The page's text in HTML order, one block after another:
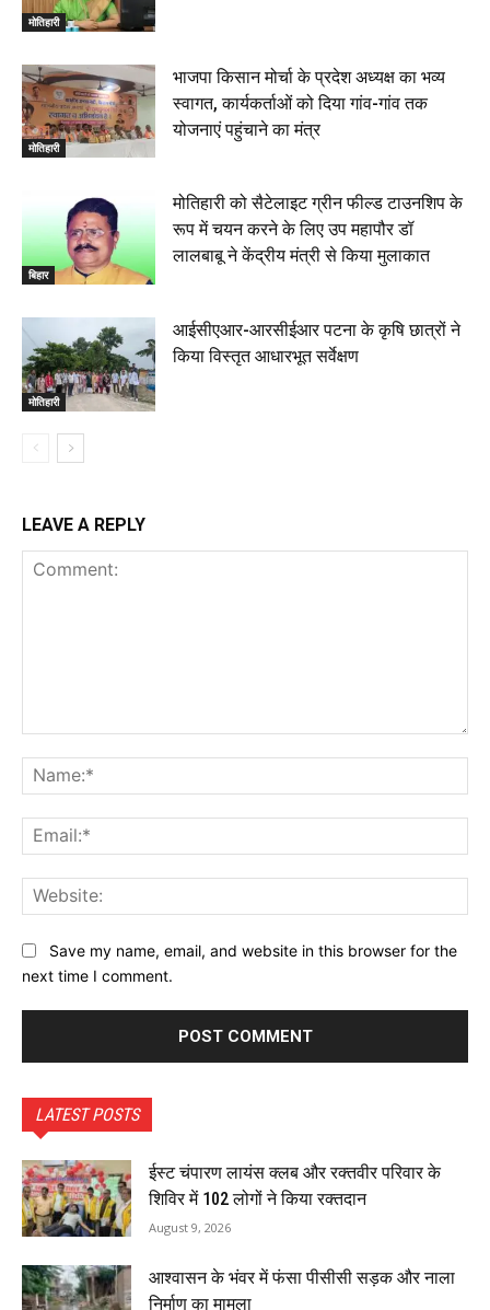
मोतिहारी
मोतिहारी
भाजपा किसान मोर्चा के प्रदेश अध्यक्ष का भव्य
स्वागत, कार्यकर्ताओं को दिया गांव-गांव तक
योजनाएं पहुंचाने का मंत्र
बिहार
मोतिहारी को सैटेलाइट ग्रीन फील्ड टाउनशिप के
रूप में चयन करने के लिए उप महापौर डॉ
लालबाबू ने केंद्रीय मंत्री से किया मुलाकात
मोतिहारी
आईसीएआर-आरसीईआर पटना के कृषि छात्रों ने
किया विस्तृत आधारभूत सर्वेक्षण
LEAVE A REPLY
Save my name, email, and website in this browser for the
next time I comment.
LATEST POSTS
ईस्ट चंपारण लायंस क्लब और रक्तवीर परिवार के
शिविर में 102 लोगों ने किया रक्तदान
August 9, 2026
आश्वासन के भंवर में फंसा पीसीसी सड़क और नाला
निर्माण का मामला